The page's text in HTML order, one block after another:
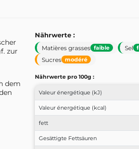
zur
dem
Nährwerte :
Matières grasses faible Sel
Sucres modéré
Nährwerte pro 100g :
Valeur énergétique (kJ)
Valeur énergétique (kcal)
fett
Gesättigte Fettsäuren